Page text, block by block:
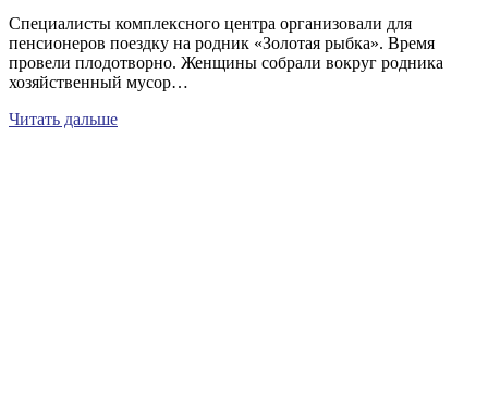
Специалисты комплексного центра организовали для
пенсионеров поездку на родник «Золотая рыбка». Время
провели плодотворно. Женщины собрали вокруг родника
хозяйственный мусор…
Читать дальше